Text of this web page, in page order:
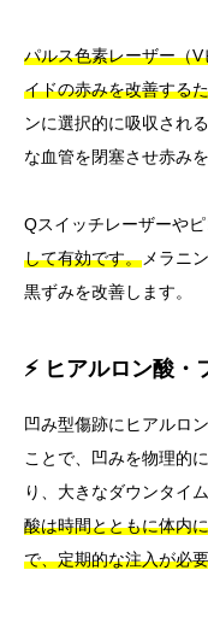
パルス色素レーザー（
イドの赤みを改善する
ンに選択的に吸収され
な血管を閉塞させ赤み
Qスイッチレーザーやピ
して有効です。 メラニ
黒ずみを改善します。
⚡ ヒアルロン酸・
凹み型傷跡にヒアルロ
ことで、凹みを物理的
り、大きなダウンタイ
酸は時間とともに体内
で、定期的な注入が必